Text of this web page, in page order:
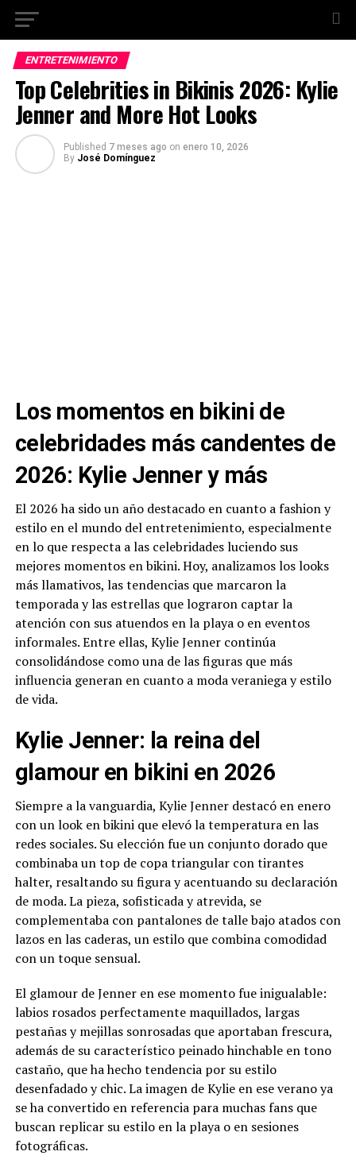
ENTRETENIMIENTO
Top Celebrities in Bikinis 2026: Kylie
Jenner and More Hot Looks
Published 7 meses ago on enero 10, 2026
By José Domínguez
Los momentos en bikini de
celebridades más candentes de
2026: Kylie Jenner y más
El 2026 ha sido un año destacado en cuanto a fashion y
estilo en el mundo del entretenimiento, especialmente
en lo que respecta a las celebridades luciendo sus
mejores momentos en bikini. Hoy, analizamos los looks
más llamativos, las tendencias que marcaron la
temporada y las estrellas que lograron captar la
atención con sus atuendos en la playa o en eventos
informales. Entre ellas, Kylie Jenner continúa
consolidándose como una de las figuras que más
influencia generan en cuanto a moda veraniega y estilo
de vida.
Kylie Jenner: la reina del
glamour en bikini en 2026
Siempre a la vanguardia, Kylie Jenner destacó en enero
con un look en bikini que elevó la temperatura en las
redes sociales. Su elección fue un conjunto dorado que
combinaba un top de copa triangular con tirantes
halter, resaltando su figura y acentuando su declaración
de moda. La pieza, sofisticada y atrevida, se
complementaba con pantalones de talle bajo atados con
lazos en las caderas, un estilo que combina comodidad
con un toque sensual.
El glamour de Jenner en ese momento fue inigualable:
labios rosados perfectamente maquillados, largas
pestañas y mejillas sonrosadas que aportaban frescura,
además de su característico peinado hinchable en tono
castaño, que ha hecho tendencia por su estilo
desenfadado y chic. La imagen de Kylie en ese verano ya
se ha convertido en referencia para muchas fans que
buscan replicar su estilo en la playa o en sesiones
fotográficas.